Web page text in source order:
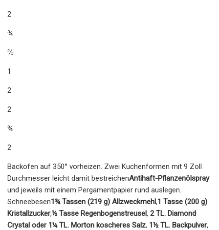
2
¾
⅔
1
2
2
¾
2
Backofen auf 350° vorheizen. Zwei Kuchenformen mit 9 Zoll
Durchmesser leicht damit bestreichenAntihaft-Pflanzenölspray
und jeweils mit einem Pergamentpapier rund auslegen.
Schneebesen1¾ Tassen (219 g) Allzweckmehl,1 Tasse (200 g)
Kristallzucker,½ Tasse Regenbogenstreusel, 2 TL. Diamond
Crystal oder 1¼ TL. Morton koscheres Salz, 1½ TL. Backpulver,